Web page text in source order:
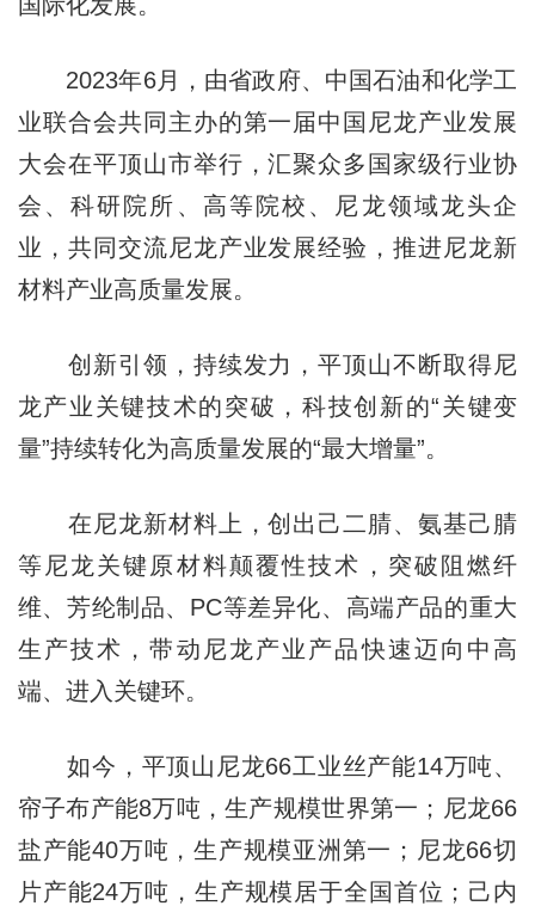
2023年6月，由省政府、中国石油和化学工
业联合会共同主办的第一届中国尼龙产业发展
大会在平顶山市举行，汇聚众多国家级行业协
会、科研院所、高等院校、尼龙领域龙头企
业，共同交流尼龙产业发展经验，推进尼龙新
材料产业高质量发展。
创新引领，持续发力，平顶山不断取得尼
龙产业关键技术的突破，科技创新的“关键变
量”持续转化为高质量发展的“最大增量”。
在尼龙新材料上，创出 己二腈、氨基己腈
等尼龙关键原材料颠覆性技术，突破阻燃纤
维、芳纶制品、PC等差异化、高端产品的重大
生产技术，带动尼龙产业产品快速迈向中高
端、进入关键环。
如今，平顶山尼龙66工业丝产能14万吨、
帘子布产能8万吨，生产规模世界第一；尼龙66
盐产能40万吨，生产规模亚洲第一；尼龙66切
片产能24万吨，生产规模居于全国首位；己内